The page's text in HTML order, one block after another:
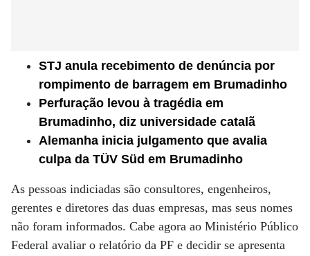
STJ anula recebimento de denúncia por
rompimento de barragem em Brumadinho
Perfuração levou à tragédia em
Brumadinho, diz universidade catalã
Alemanha inicia julgamento que avalia
culpa da TÜV Süd em Brumadinho
As pessoas indiciadas são consultores, engenheiros,
gerentes e diretores das duas empresas, mas seus nomes
não foram informados. Cabe agora ao Ministério Público
Federal avaliar o relatório da PF e decidir se apresenta